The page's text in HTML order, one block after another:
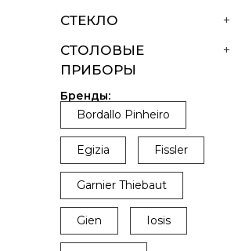
+
СТЕКЛО
+
СТОЛОВЫЕ
ПРИБОРЫ
Бренды:
Bordallo Pinheiro
Egizia Fissler
Garnier Thiebaut
Gien Iosis